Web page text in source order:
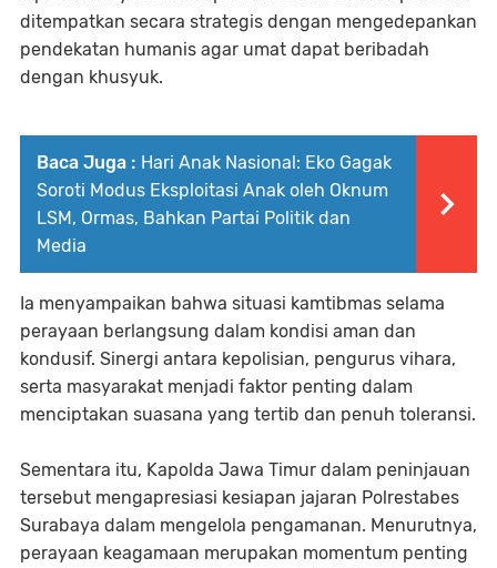
ditempatkan secara strategis dengan mengedepankan
pendekatan humanis agar umat dapat beribadah
dengan khusyuk.
Baca Juga : Hari Anak Nasional: Eko Gagak
Soroti Modus Eksploitasi Anak oleh Oknum
LSM, Ormas, Bahkan Partai Politik dan
Media
Ia menyampaikan bahwa situasi kamtibmas selama
perayaan berlangsung dalam kondisi aman dan
kondusif. Sinergi antara kepolisian, pengurus vihara,
serta masyarakat menjadi faktor penting dalam
menciptakan suasana yang tertib dan penuh toleransi.
Sementara itu, Kapolda Jawa Timur dalam peninjauan
tersebut mengapresiasi kesiapan jajaran Polrestabes
Surabaya dalam mengelola pengamanan. Menurutnya,
perayaan keagamaan merupakan momentum penting